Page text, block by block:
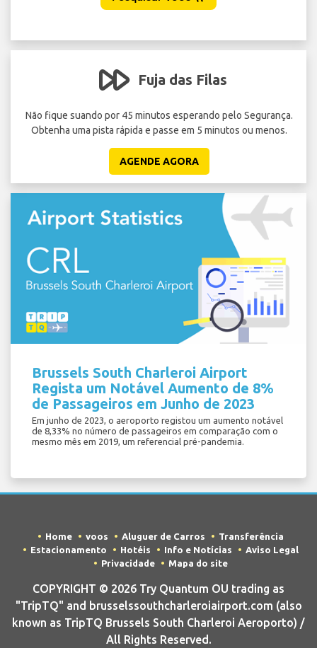
Fuja das Filas
Não fique suando por 45 minutos esperando pelo Segurança.
Obtenha uma pista rápida e passe em 5 minutos ou menos.
AGENDE AGORA
Brussels South Charleroi Airport
Regista um Notável Aumento de 8%
de Passageiros em Junho de 2023
Em junho de 2023, o aeroporto registou um aumento notável
de 8,33% no número de passageiros em comparação com o
mesmo mês em 2019, um referencial pré-pandemia.
Home voos Aluguer de Carros
Transferência
Estacionamento
Hotéis Info e Notícias
Aviso Legal
Privacidade
Mapa do site
COPYRIGHT © 2026 Try Quantum OU trading as
"TripTQ" and brusselssouthcharleroiairport.com (also
known as TripTQ Brussels South Charleroi Aeroporto) /
All Rights Reserved.